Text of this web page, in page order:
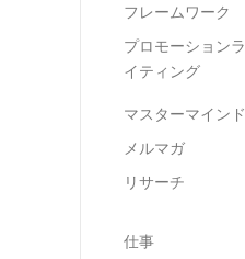
フレームワーク
プロモーションラ
イティング
マスターマインド
メルマガ
リサーチ
仕事